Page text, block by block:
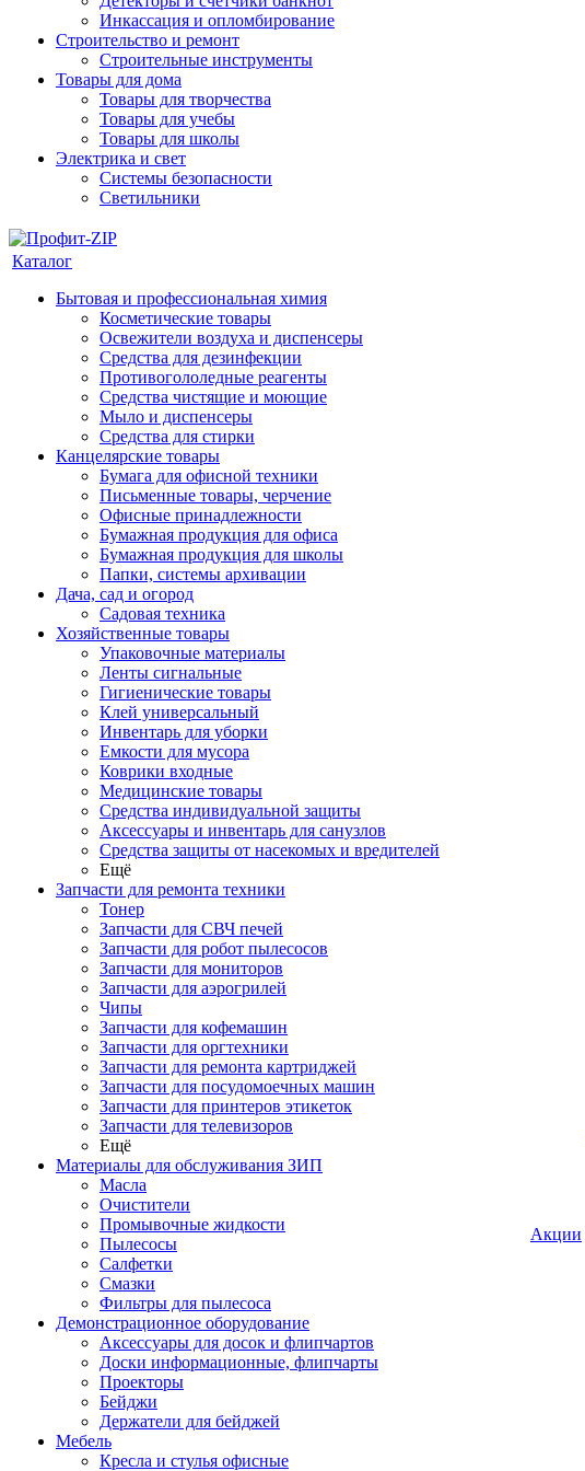
Инкассация и опломбирование
Строительство и ремонт
Строительные инструменты
Товары для дома
Товары для творчества
Товары для учебы
Товары для школы
Электрика и свет
Системы безопасности
Светильники
Каталог
Бытовая и профессиональная химия
Косметические товары
Освежители воздуха и диспенсеры
Средства для дезинфекции
Противогололедные реагенты
Средства чистящие и моющие
Мыло и диспенсеры
Средства для стирки
Канцелярские товары
Бумага для офисной техники
Письменные товары, черчение
Офисные принадлежности
Бумажная продукция для офиса
Бумажная продукция для школы
Папки, системы архивации
Дача, сад и огород
Садовая техника
Хозяйственные товары
Упаковочные материалы
Ленты сигнальные
Гигиенические товары
Клей универсальный
Инвентарь для уборки
Емкости для мусора
Коврики входные
Медицинские товары
Средства индивидуальной защиты
Аксессуары и инвентарь для санузлов
Средства защиты от насекомых и вредителей
Ещё
Запчасти для ремонта техники
Тонер
Запчасти для СВЧ печей
Запчасти для робот пылесосов
Запчасти для мониторов
Запчасти для аэрогрилей
Чипы
Запчасти для кофемашин
Запчасти для оргтехники
Запчасти для ремонта картриджей
Запчасти для посудомоечных машин
Запчасти для принтеров этикеток
Запчасти для телевизоров
Ещё
Материалы для обслуживания ЗИП
Масла
Очистители
Промывочные жидкости
Пылесосы
Салфетки
Смазки
Фильтры для пылесоса
Демонстрационное оборудование
Аксессуары для досок и флипчартов
Доски информационные, флипчарты
Проекторы
Бейджи
Держатели для бейджей
Мебель
Кресла и стулья офисные
Акции